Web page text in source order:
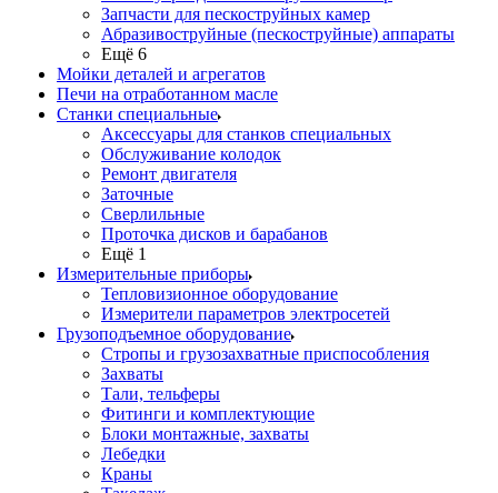
Запчасти для пескоструйных камер
Абразивоструйные (пескоструйные) аппараты
Ещё 6
Мойки деталей и агрегатов
Печи на отработанном масле
Станки специальные
Аксессуары для станков специальных
Обслуживание колодок
Ремонт двигателя
Заточные
Сверлильные
Проточка дисков и барабанов
Ещё 1
Измерительные приборы
Тепловизионное оборудование
Измерители параметров электросетей
Грузоподъемное оборудование
Стропы и грузозахватные приспособления
Захваты
Тали, тельферы
Фитинги и комплектующие
Блоки монтажные, захваты
Лебедки
Краны